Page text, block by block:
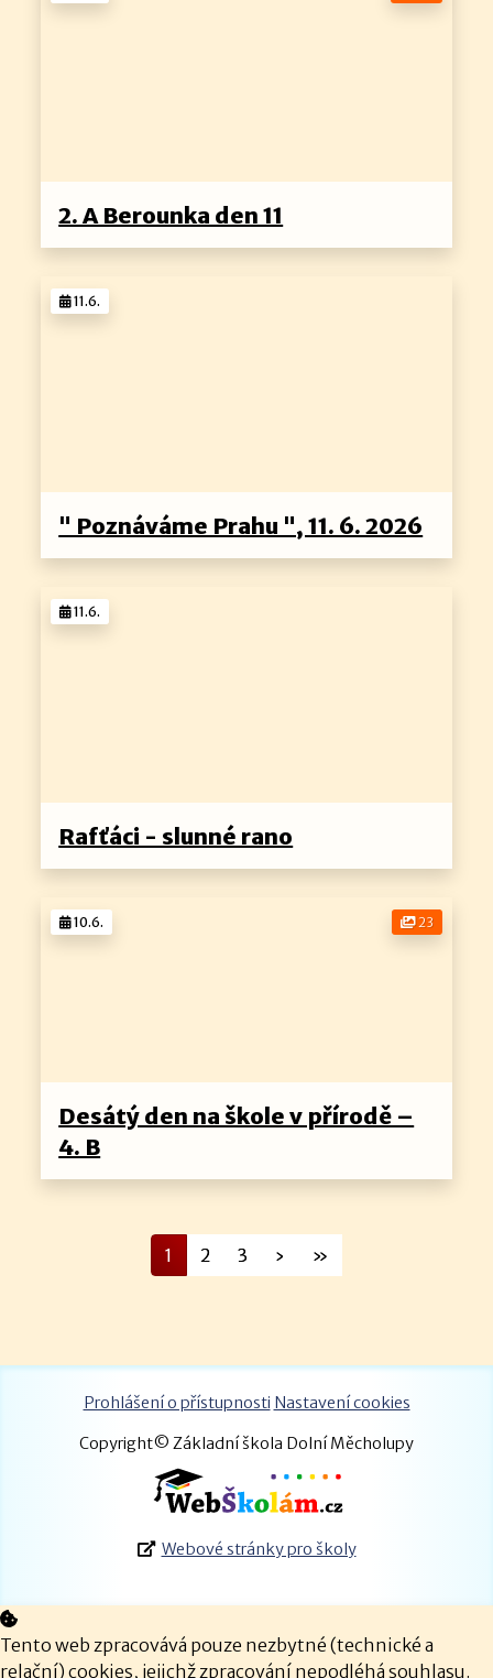
2. A Berounka den 11
" Poznáváme Prahu ", 11. 6. 2026
11.6.
Rafťáci - slunné rano
11.6.
Desátý den na škole v přírodě –
4. B
23
10.6.
1 2 3 › »
Prohlášení o přístupnosti Nastavení cookies
Copyright© Základní škola Dolní Měcholupy
Webové stránky pro školy
Tento web zpracovává pouze nezbytné (technické a
relační) cookies, jejichž zpracování nepodléhá souhlasu.